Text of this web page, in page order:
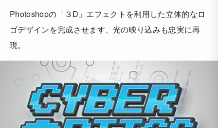
Photoshopの「３D」エフェクトを利用した立体的なロ
ゴデザインを完成させます、光の映り込みも忠実に再
現。